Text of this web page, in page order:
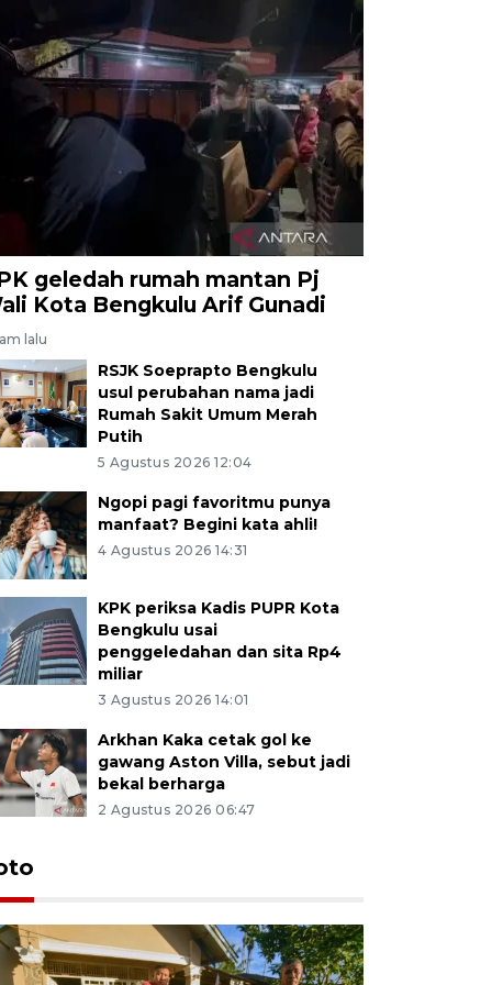
geledah rumah mantan Pj
Kota Bengkulu Arif Gunadi
lalu
RSJK Soeprapto Bengkulu
usul perubahan nama jadi
Rumah Sakit Umum Merah
Putih
5 Agustus 2026 12:04
Ngopi pagi favoritmu punya
manfaat? Begini kata ahli!
4 Agustus 2026 14:31
KPK periksa Kadis PUPR Kota
Bengkulu usai
penggeledahan dan sita Rp4
miliar
3 Agustus 2026 14:01
Arkhan Kaka cetak gol ke
gawang Aston Villa, sebut jadi
bekal berharga
2 Agustus 2026 06:47